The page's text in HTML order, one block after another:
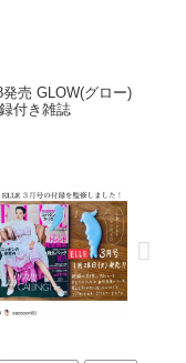
発売 GLOW(グロー)
付き雑誌